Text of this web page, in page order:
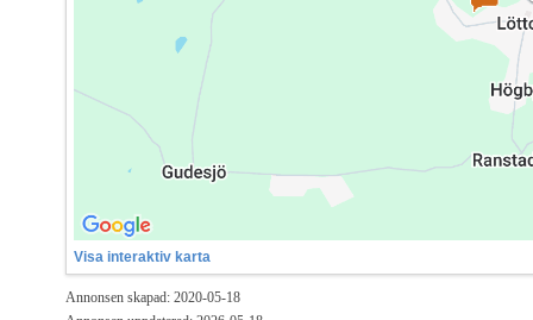
Visa interaktiv karta
Annonsen skapad: 2020-05-18